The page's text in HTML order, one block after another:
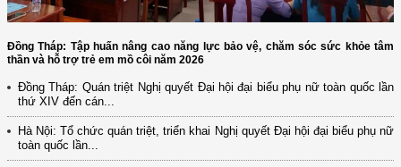
Đồng Tháp: Tập huấn nâng cao năng lực bảo vệ, chăm sóc sức khỏe tâm
thần và hỗ trợ trẻ em mồ côi năm 2026
Đồng Tháp: Quán triệt Nghị quyết Đại hội đại biểu phụ nữ toàn quốc lần
thứ XIV đến cán...
Hà Nội: Tổ chức quán triệt, triển khai Nghị quyết Đại hội đại biểu phụ nữ
toàn quốc lần...
(12/TB-HĐKH) V/v đăng ký, đề xuất nhiệm vụ Khoa học, công nghệ và
đổi mới ...